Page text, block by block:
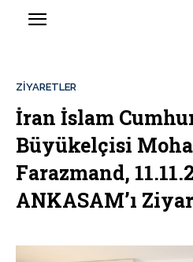
ZIYARETLER
İran İslam
Büyükelçisi
Farazmand,
ANKASAM’ı